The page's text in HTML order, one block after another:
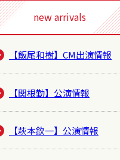
new arrivals
【飯尾和樹】CM出演情報
【関根勤】公演情報
【萩本欽一】公演情報